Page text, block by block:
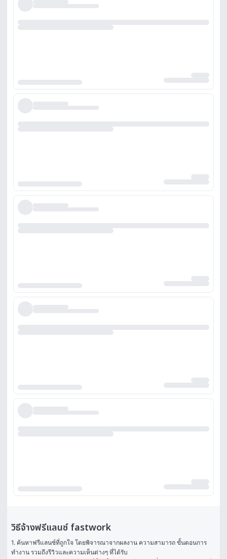
วิธีจ้างฟรีแลนซ์ fastwork
1. ค้นหาฟรีแลนซ์ที่ถูกใจ โดยพิจารณาจากผลงาน ความสามารถ ขั้นตอนการ
ทำงาน รวมถึงรีวิวและความเห็นต่างๆ ที่ได้รับ